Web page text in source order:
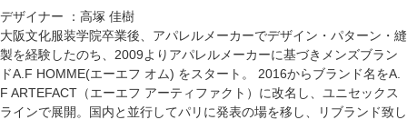
デザイナー ：高塚 佳樹
大阪文化服装学院卒業後、アパレルメーカーでデザイン・パターン・縫
製を経験したのち、2009よりアパレルメーカーに基づきメンズブラン
ドA.F HOMME(エーエフ オム) をスタート。 2016からブランド名をA.
F ARTEFACT（エーエフ アーティファクト）に改名し、ユニセックス
ラインで展開。国内と並行してパリに発表の場を移し、リブランド致し